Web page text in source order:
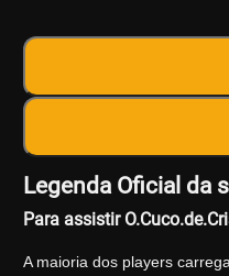
Legenda Oficial da
Para assistir
A maioria dos players